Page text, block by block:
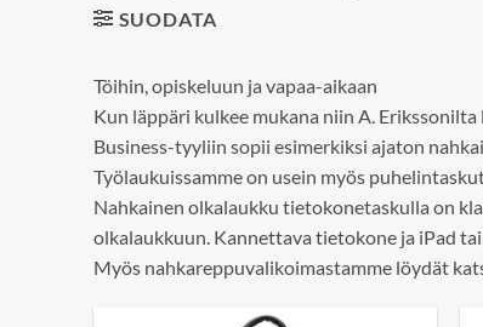
SUODATA
Töihin, opiskeluun ja vapaa-aikaan
Kun läppäri kulkee mukana niin A.
Business-tyyliin sopii esimerkiksi ajaton
Työlaukuissamme on usein myös
Nahkainen olkalaukku tietokonetaskulla on
olkalaukkuun. Kannettava tietokone ja iPad
Myös nahkareppuvalikoimastamme löydät